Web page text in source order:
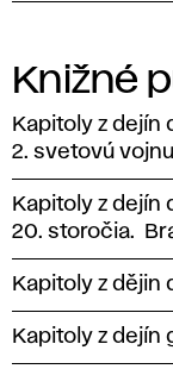
Knižné
Kapitoly z dejín
2. svetovú
Kapitoly z dejín
20. storočia.
Kapitoly z dějin
Kapitoly z dejín